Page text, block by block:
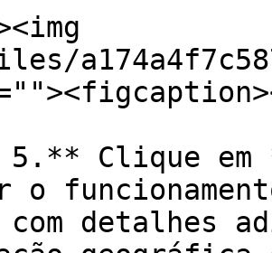
5.** Clique
o
detalhes